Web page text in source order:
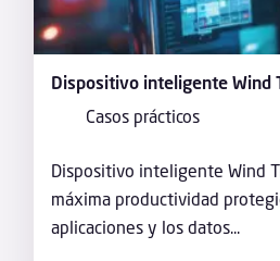
Dispositivo inteligente Wind
Casos prácticos
Dispositivo inteligente Wind
máxima productividad
aplicaciones y los datos...